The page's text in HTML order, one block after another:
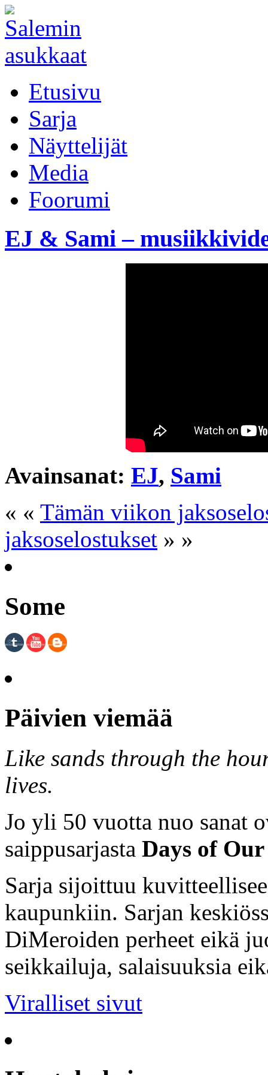
Etusivu
Sarja
Näyttelijät
Media
Foorumi
EJ & Sami –
Avainsanat: EJ, Sami
« « Tämän viikon
jaksoselostukset » »
Some
Päivien viemää
Like sands through the
lives.
Jo yli 50 vuotta nuo sanat
saippusarjasta Days of
Sarja sijoittuu
kaupunkiin. Sarjan
DiMeroiden perheet eikä
seikkailuja, salaisuuksia
Viralliset sivut